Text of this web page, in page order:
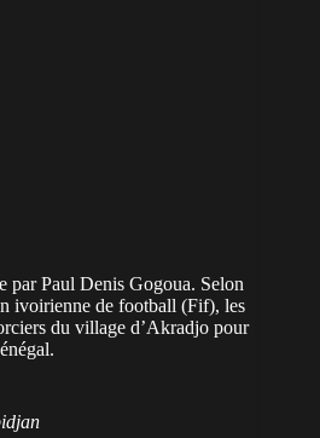
par Paul Denis Gogoua. Selon
ivoirienne de football (Fif), les
du village d’Akradjo pour